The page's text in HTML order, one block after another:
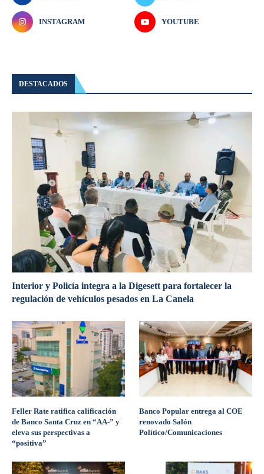
INSTAGRAM YOUTUBE
DESTACADOS
Interior y Policía integra a la Digesett para fortalecer la
regulación de vehículos pesados en La Canela
Feller Rate ratifica calificación
de Banco Santa Cruz en “AA-” y
eleva sus perspectivas a
“positiva”
Banco Popular entrega al COE
renovado Salón
Político/Comunicaciones